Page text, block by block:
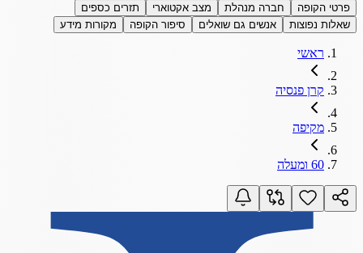
פרטי הקופה
חברה מנהלת מצב אקטוארי
תזרים כספים
שאלות נפוצות
אנשים גם שואלים סיפור הקופה מקורות מידע
ראשי
קרן פנסיה
מקיפה
60 ומעלה